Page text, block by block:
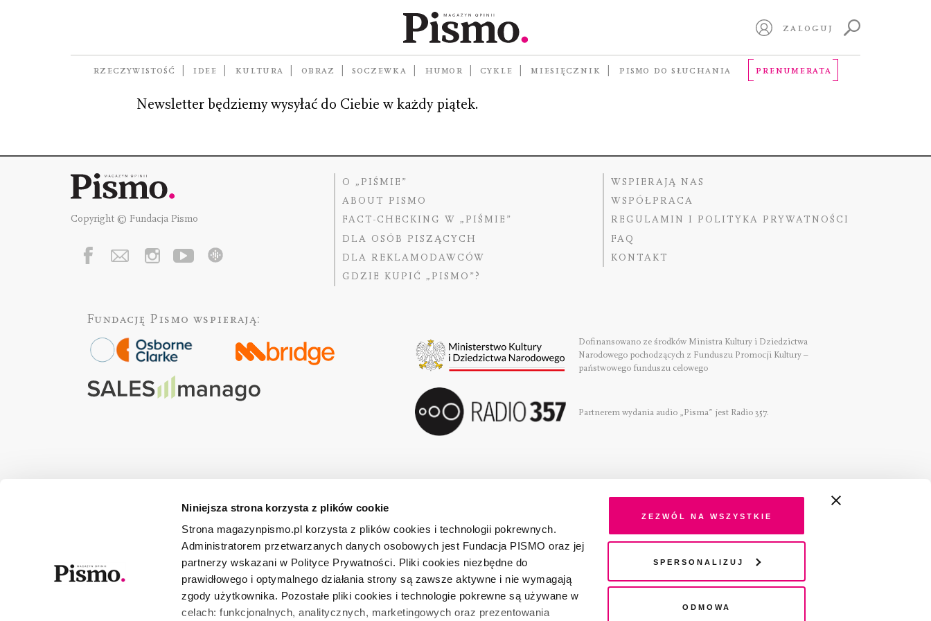
Niniejsza strona korzysta z plików cookie
Strona magazynpismo.pl korzysta z plików cookies i technologii pokrewnych.
Administratorem przetwarzanych danych osobowych jest Fundacja PISMO oraz jej
partnerzy wskazani w Polityce Prywatności. Pliki cookies niezbędne do
prawidłowego i optymalnego działania strony są zawsze aktywne i nie wymagają
zgody użytkownika. Pozostałe pliki cookies i technologie pokrewne są używane w
celach: funkcjonalnych, analitycznych, marketingowych oraz prezentowania
Zezwól na wszystkie
Spersonalizuj
Odmowa
ZALOGUJ
RZECZYWISTOŚĆ IDEE KULTURA OBRAZ SOCZEWKA HUMOR CYKLE MIESIĘCZNIK PISMO DO SŁUCHANIA PRENUMERATA
Newsletter będziemy wysyłać do Ciebie w każdy piątek.
Copyright © Fundacja Pismo
O „PIŚMIE”
ABOUT PISMO
FACT-CHECKING W „PIŚMIE”
DLA OSÓB PISZĄCYCH
DLA REKLAMODAWCÓW
GDZIE KUPIĆ „PISMO”?
WSPIERAJĄ NAS
WSPÓŁPRACA
REGULAMIN I POLITYKA PRYWATNOŚCI
FAQ
KONTAKT
Fundację Pismo wspierają:
Dofinansowano ze środków Ministra Kultury i Dziedzictwa
Narodowego pochodzących z Funduszu Promocji Kultury –
państwowego funduszu celowego
Partnerem wydania audio „Pisma” jest Radio 357.